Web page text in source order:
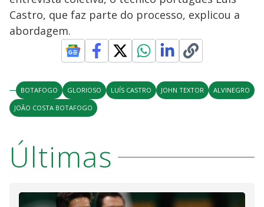
V
i
d
e
o
M
u
d
o
Castro, que faz parte do processo, explicou a
abordagem.
BOTAFOGO GLORIOSO LUÍS CASTRO JOHN TEXTOR
ALVINEGRO
JOÃO COSTA BOTAFOGO
Últimas